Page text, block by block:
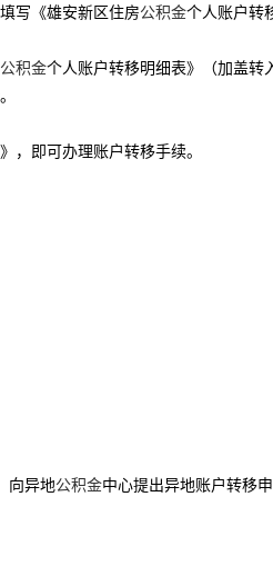
写《雄安新区住房公积金个人账户转
公积金个人账户转移明细表》（加盖转
，即可办理账户转移手续。
向异地公积金中心提出异地账户转移